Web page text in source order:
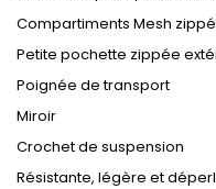
Compartiments Mesh
Petite pochette zippée
Poignée de transport
Miroir
Crochet de suspension
Résistante, légère et